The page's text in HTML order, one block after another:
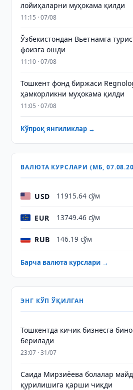
лойиҳаларни муҳокама қилди
11:15 · 07/08
Ўзбекистондан Вьетнамга
фоизга ошди
11:10 · 07/08
Тошкент фонд биржаси
ҳамкорликни муҳокама қилди
11:05 · 07/08
Кўпроқ янгиликлар →
ВАЛЮТА КУРСЛАРИ (МБ,
USD 11915.64 сўм
EUR 13749.46 сўм
RUB 146.19 сўм
Барча валюта курслари →
ЭНГ КЎП ЎҚИЛГАН
Тошкентда кичик бизнесга
берилади
23:07 · 31/07
Саида Мирзиёева болалар
қурилишига қарши чиқди